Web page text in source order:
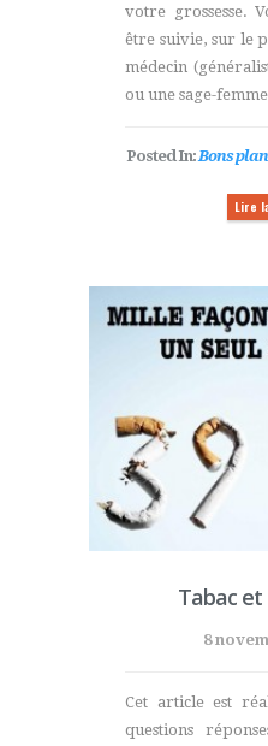
votre grossesse.
être suivie, sur le
médecin
ou une sage-
Posted In: Bons
Lire
Tabac et
8
Cet article est
questions